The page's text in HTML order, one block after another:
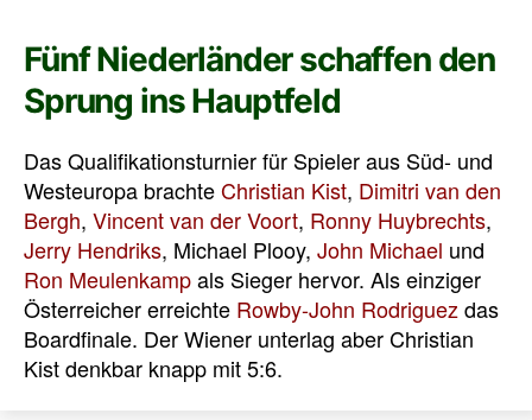
Fünf Niederländer schaffen den
Sprung ins Hauptfeld
Das Qualifikationsturnier für Spieler aus Süd- und
Westeuropa brachteChristian Kist, Dimitri van den
Bergh, Vincent van der Voort, Ronny Huybrechts,
Jerry Hendriks, Michael Plooy, John Michael und
Ron Meulenkampals Sieger hervor. Als einziger
Österreicher erreichte Rowby-John Rodriguezdas
Boardfinale. Der Wiener unterlag aber Christian
Kist denkbar knapp mit 5:6.